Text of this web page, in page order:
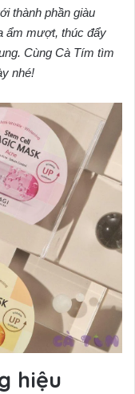
thành phần giàu
ẩm mượt, thúc đẩy
Cùng Cà Tím tìm
nhé!
hiệu